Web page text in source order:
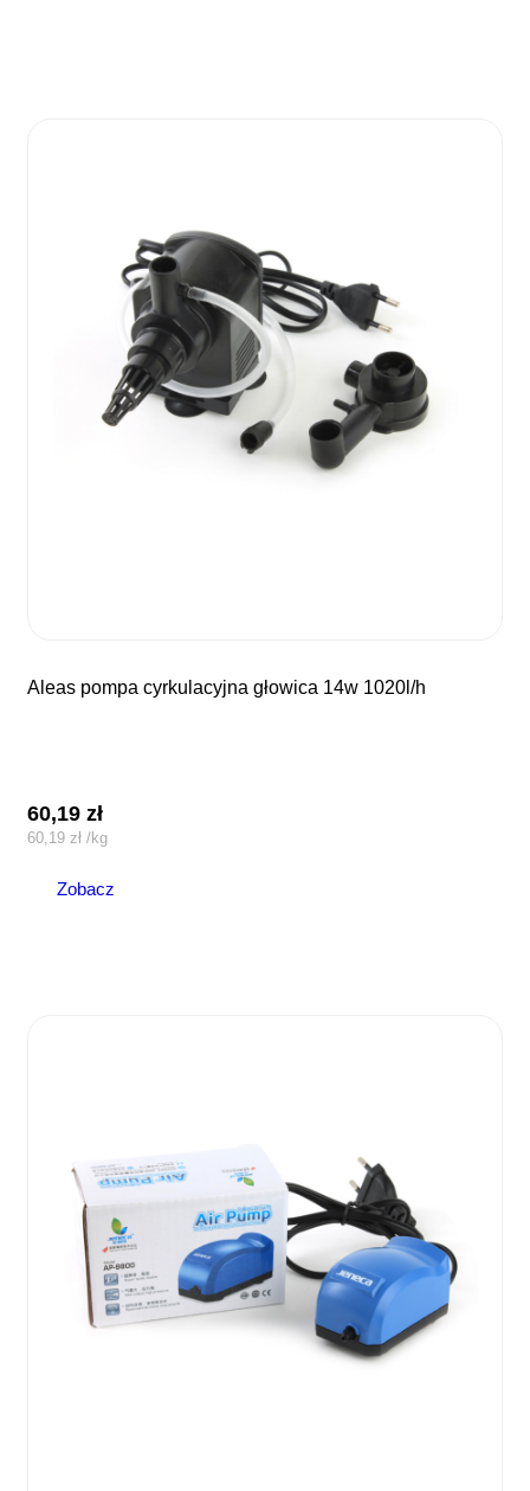
aleas pompa cyrkulacyjna głowica 14w 1020l/h
60,19zł
60,19 zł /kg
Zobacz